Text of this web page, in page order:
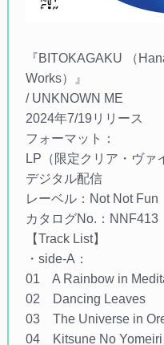
『BITOKAGAKU （
Works）』
/ UNKNOWN ME
2024年7/19リリース
フォーマット：
LP（限定クリア・ヴァ
デジタル配信
レーベル：Not Not Fun
カタログNo.：NNF413
【Track List】
・side-A：
01 A Rainbow in
02 Dancing Leaves
03 The Universe in
04 Kitsune No Yomeiri